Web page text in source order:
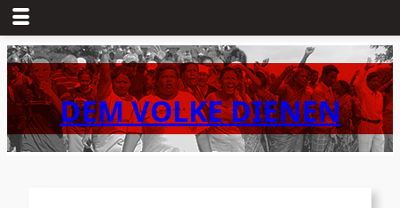
Zum
Inhalt
springenDEM VOLKE DIENEN